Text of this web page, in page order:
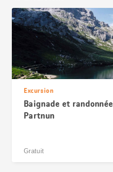
Excursion
Baignade et
Partnun
Gratuit